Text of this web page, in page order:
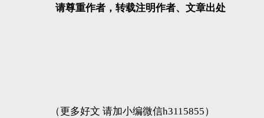
请尊重作者，转载注明作者、文章出处
（更多好文 请加小编微信h3115855）